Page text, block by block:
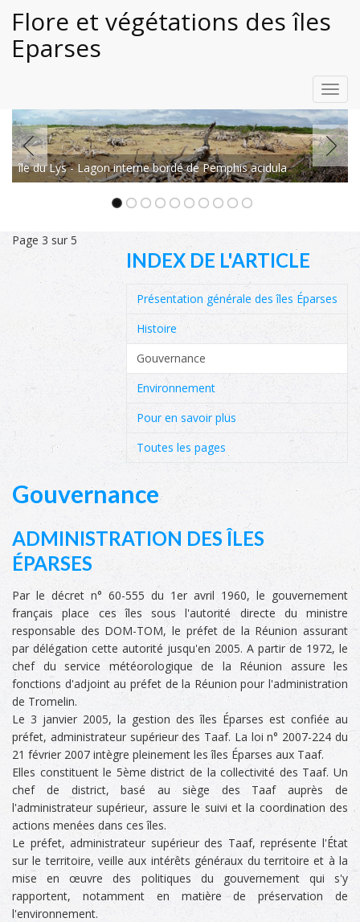
Flore et végétations des îles
Eparses
île du Lys - Lagon interne bordé de Pemphis acidula
INDEX DE L'ARTICLE
Présentation générale des îles Éparses
Histoire
Gouvernance
Environnement
Pour en savoir plus
Toutes les pages
Page 3 sur 5
Gouvernance
ADMINISTRATION DES ÎLES
ÉPARSES
Par le décret n° 60-555 du 1er avril 1960, le gouvernement
français place ces îles sous l'autorité directe du ministre
responsable des DOM-TOM, le préfet de la Réunion assurant
par délégation cette autorité jusqu'en 2005. A partir de 1972, le
chef du service météorologique de la Réunion assure les
fonctions d'adjoint au préfet de la Réunion pour l'administration
de Tromelin.
Le 3 janvier 2005, la gestion des îles Éparses est confiée au
préfet, administrateur supérieur des Taaf. La loi n° 2007-224 du
21 février 2007 intègre pleinement les îles Éparses aux Taaf.
Elles constituent le 5ème district de la collectivité des Taaf. Un
chef de district, basé au siège des Taaf auprès de
l'administrateur supérieur, assure le suivi et la coordination des
actions menées dans ces îles.
Le préfet, administrateur supérieur des Taaf, représente l'État
sur le territoire, veille aux intérêts généraux du territoire et à la
mise en œuvre des politiques du gouvernement qui s'y
rapportent, notamment en matière de préservation de
l'environnement.